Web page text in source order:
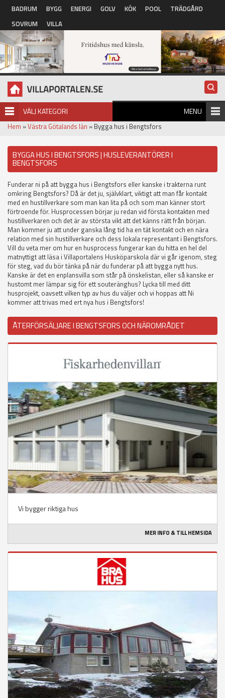
Hoppa till huvudinnehåll
BADRUM BYGG ENERGI GOLV KÖK POOL
TRÄDGÅRD
SOVRUM
VILLA
VÄLJ KATEGORI MENU
Hem »Västra Götalands län » Bygga hus i Bengtsfors
BYGGA HUS I BENGTSFORS | HUSLEVERANTÖRER I
BENGTSFORS
Funderar ni på att bygga hus i Bengtsfors eller kanske i trakterna runt
omkring Bengtsfors? Då är det ju, självklart, viktigt att man får kontakt
med en hustillverkare som man kan lita på och som man känner stort
förtroende för. Husprocessen börjar ju redan vid första kontakten med
hustillverkaren och det är av största vikt att det känns rätt från början.
Man kommer ju att under ganska lång tid ha en tät kontakt och en nära
relation med sin hustillverkare och dess lokala representant i Bengtsfors.
Vill du veta mer om hur en husprocess fungerar kan du hitta en hel del
matnyttigt att läsa i Villaportalens Husköparskola där vi går igenom, steg
för steg, vad du bör tänka på när du funderar på att bygga nytt hus.
Kanske är det en enplansvilla som står på önskelistan, eller så kanske er
hustomt mer lämpar sig för ett souteränghus? Lycka till med ditt
husprojekt, oavsett vilken typ av hus du väljer och vi hoppas att Ni
kommer att trivas med ert nya hus i Bengtsfors!
ÅTERFÖRSÄLJARE I BENGTSFORS OCH NÄROMRÅDET
Vi bygger riktiga hus
MER INFO & TILL HEMSIDA